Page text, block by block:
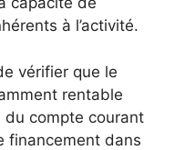
à l’activité.
vérifier que le
rentable
du compte courant
financement dans